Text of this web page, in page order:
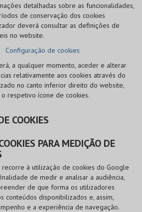
detalhadas sobre as funcionalidades,
de conservação dos cookies
deverá consultar as definições de
no website.
Configuração de cookies
a qualquer momento, aceder e alterar
relativamente aos cookies através do
no canto inferior direito do website,
respetivo ícone de cookies.
COOKIES
PARA MEDIÇÃO DE
recorre à utilização de cookies do Google
de medir e analisar a audiência,
de que forma os utilizadores
conteúdos disponibilizados e, assim,
e a experiência de navegação.